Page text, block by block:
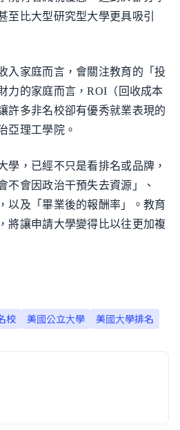
至比大型研究型大學更具吸引
入家庭而言，會關注教育的「投
力的家庭而言，ROI（回收成本
許多非名校卻有優秀就業表現的
亞理工學院。
學，已經不只是看排名或品牌，
不會因政治干預失去資源」、
以及「畢業後的報酬率」。教育
將讓申請大學變得比以往更加複
校 美國公立大學 美國大學排名